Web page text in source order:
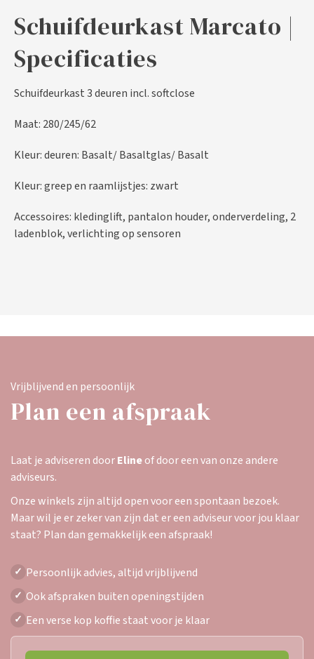
Schuifdeurkast Marcato |
Specificaties
Schuifdeurkast 3 deuren incl. softclose
Maat: 280/245/62
Kleur: deuren: Basalt/ Basaltglas/ Basalt
Kleur: greep en raamlijstjes: zwart
Accessoires: kledinglift, pantalon houder, onderverdeling, 2
ladenblok, verlichting op sensoren
Vrijblijvend en persoonlijk
Plan een afspraak
Laat je adviseren doorElineof door een van onze andere
adviseurs.
Onze winkels zijn altijd open voor een spontaan bezoek.
Maar wil je er zeker van zijn dat er een adviseur voor jou klaar
staat? Plan dan gemakkelijk een afspraak!
✓ Persoonlijk advies, altijd vrijblijvend
✓ Ook afspraken buiten openingstijden
✓ Een verse kop koffie staat voor je klaar